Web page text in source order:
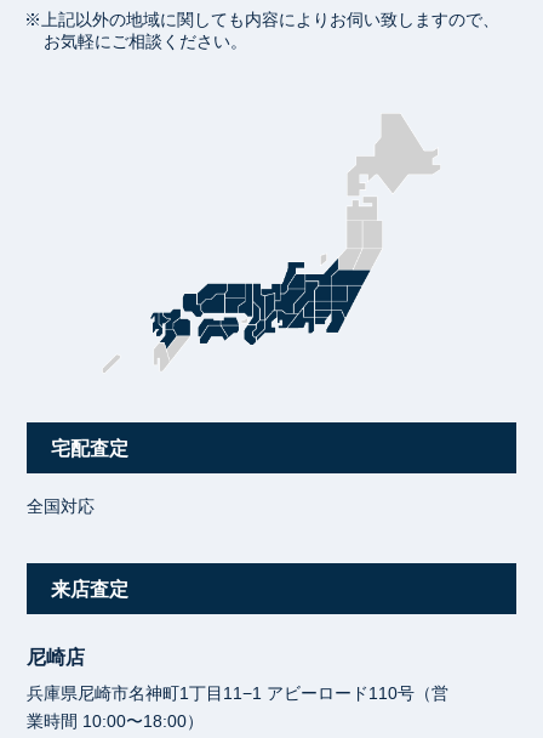
※上記以外の地域に関しても内容によりお伺い致しますので、
お気軽にご相談ください。
宅配査定
全国対応
来店査定
尼崎店
兵庫県尼崎市名神町1丁目11−1 アビーロード110号（営
業時間 10:00〜18:00）